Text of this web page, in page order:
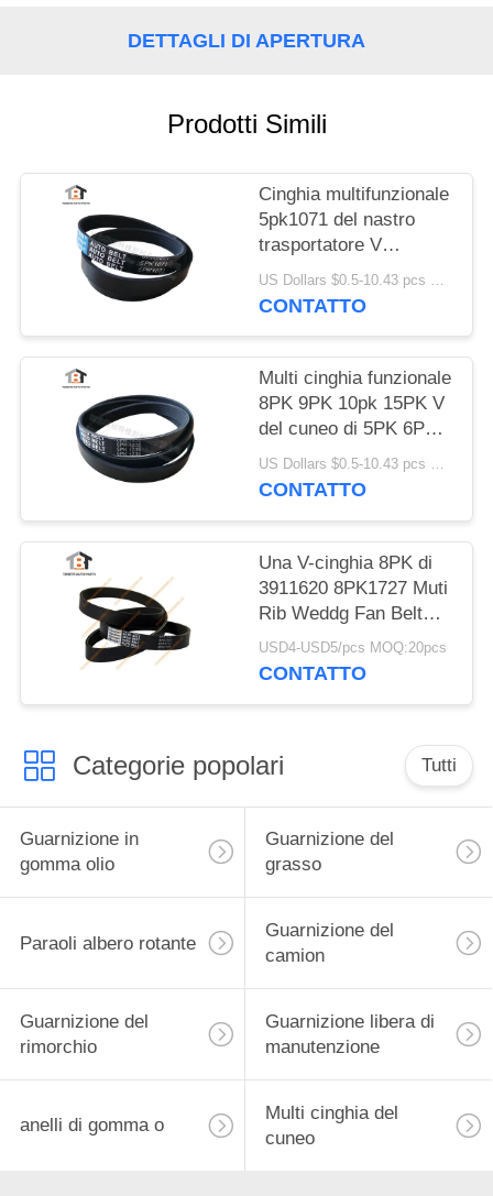
DETTAGLI DI APERTURA
Prodotti Simili
Cinghia multifunzionale
5pk1071 del nastro
trasportatore V
dell'OEM D5010224370
US Dollars $0.5-10.43 pcs MOQ:50 pezzi
CONTATTO
Multi cinghia funzionale
8PK 9PK 10pk 15PK V
del cuneo di 5PK 6PK -
cinghia
US Dollars $0.5-10.43 pcs MOQ:50 pezzi
CONTATTO
Una V-cinghia 8PK di
3911620 8PK1727 Muti
Rib Weddg Fan Belt
For Cummins Engine
USD4-USD5/pcs MOQ:20pcs
CONTATTO
Categorie popolari Tutti
Guarnizione in
gomma olio
Guarnizione del
grasso
Paraoli albero rotante
Guarnizione del
camion
Guarnizione del
rimorchio
Guarnizione libera di
manutenzione
anelli di gomma o
Multi cinghia del
cuneo